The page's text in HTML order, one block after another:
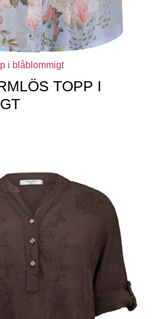
TOPP I